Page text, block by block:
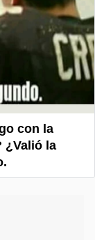
con la
¿Valió la